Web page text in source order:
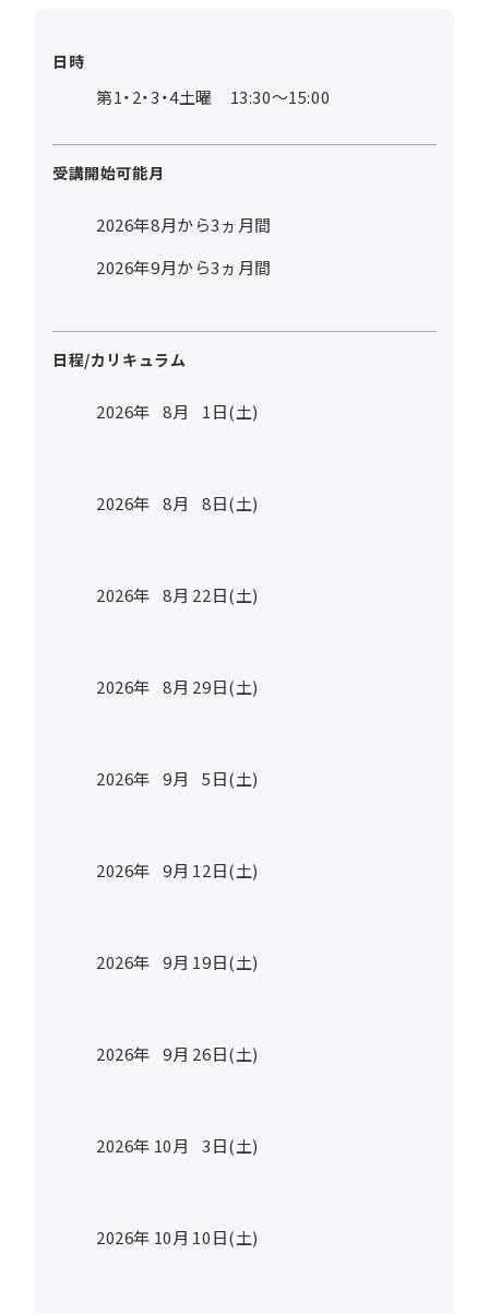
日時
第1・2・3・4土曜 13:30～15:00
受講開始可能月
2026年8月から3ヵ月間
2026年9月から3ヵ月間
日程/カリキュラム
2026年 8月 1日(土)
2026年 8月 8日(土)
2026年 8月 22日(土)
2026年 8月 29日(土)
2026年 9月 5日(土)
2026年 9月 12日(土)
2026年 9月 19日(土)
2026年 9月 26日(土)
2026年 10月 3日(土)
2026年 10月 10日(土)